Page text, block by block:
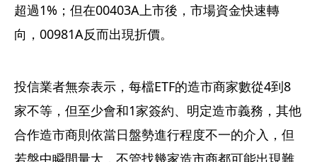
超過1%；但在00403A上市後，市場資金快速轉
向，00981A反而出現折價。
投信業者無奈表示，每檔ETF的造市商家數從4到8
家不等，但至少會和1家簽約、明定造市義務，其他
合作造市商則依當日盤勢進行程度不一的介入，但
若盤中瞬間量大，不管找幾家造市商都可能出現難